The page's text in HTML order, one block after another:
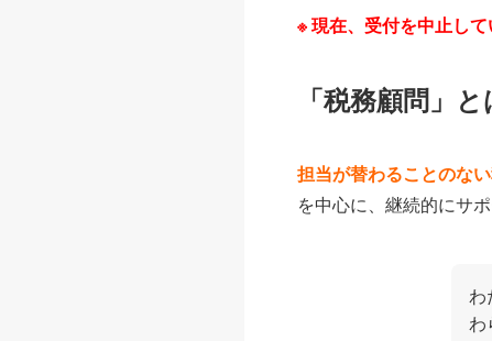
※ 現在、受付を中止し
「税務顧問」と
担当が替わることのな
を中心に、継続的にサ
わ
わ